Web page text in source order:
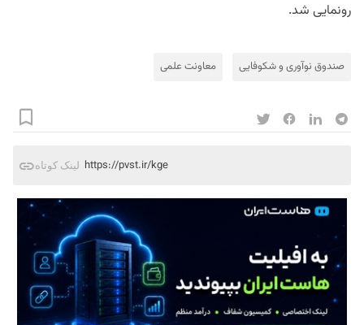
رونمایی شد.
صندوق نوآوری و شکوفایی معاونت علمی
لینک کوتاه https://pvst.ir/kge